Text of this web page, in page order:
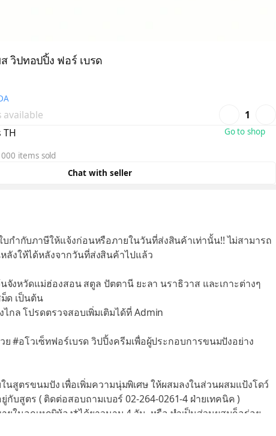
วิปทอปปิ้ง ฟอร์ เบรด
available
1
TH
items sold
Go to shop
Chat with seller
กำกับภาษีให้แจ้งก่อนหรือภายในวันที่ส่งสินค้าเท่านั้น!! ไม่สามารถ
ลังให้ได้หลังจากวันที่ส่งสินค้าไปแล้ว
นจังหวัดแม่ฮ่องสอน สตูล ปัตตานี ยะลา นราธิวาส และเกาะต่างๆ
ม็ด เป็นต้น
ไกล โปรดตรวจสอบเพิ่มเติมได้ที่ Admin
#อโวเซ็ทฟอร์เบรด วิปปิ้งครีมเพื่อผู้ประกอบการขนมปังอย่าง
นสูตรขนมปัง เพื่อเพิ่มความนุ่มพิเศษ ให้ผสมลงในส่วนผสมแป้งโดว์
กับสูตร ( ติดต่อสอบถามเบอร์ 02-264-0261-4 ฝ่ายเทคนิค )
ยในอุณหภูมิห้อง*ได้ยาวนาน 4 วัน, หรือ ทำเป็นส่วนผสมก็อร่อย